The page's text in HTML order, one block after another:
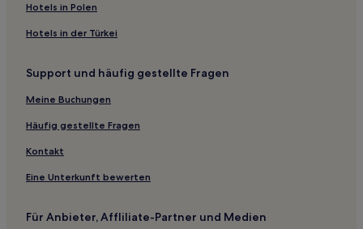
2-Sterne-Hotels in Strand von Oiso
Hotels nahe Strand Shichirihama
Hotels in Polen
Hotels in der Türkei
Support und häufig gestellte Fragen
Meine Buchungen
Häufig gestellte Fragen
Kontakt
Eine Unterkunft bewerten
Für Anbieter, Affliliate-Partner und Medien